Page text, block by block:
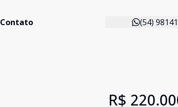
Contato (54)
R$